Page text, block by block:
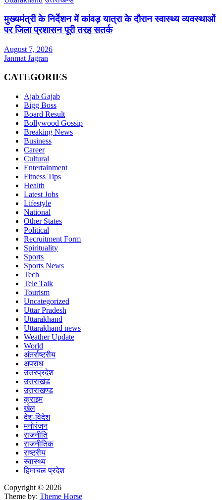
मुख्यमंत्री के निर्देशन में कांवड़ यात्रा के दौरान स्वास्थ्य व्यवस्थाओं
पर जिला प्रशासन पूरी तरह सतर्क
August 7, 2026
Janmat Jagran
CATEGORIES
Ajab Gajab
Bigg Boss
Board Result
Bollywood Gossip
Breaking News
Business
Career
Cultural
Entertainment
Fitness Tips
Health
Latest Jobs
Lifestyle
National
Other States
Political
Recruitment Form
Spirituality
Sports
Sports News
Tech
Tele Talk
Tourism
Uncategorized
Uttar Pradesh
Uttarakhand
Uttarakhand news
Weather Update
World
अंतर्राष्ट्रीय
अपराध
उत्तरप्रदेश
उत्तराखंड
उत्तराखण्ड
क्राइम
खेल
देश-विदेश
मनोरंजन
राजनीति
राजनीतिक
राष्ट्रीय
स्वास्थ्य
हिमाचल प्रदेश
Copyright © 2026
Theme by: Theme Horse